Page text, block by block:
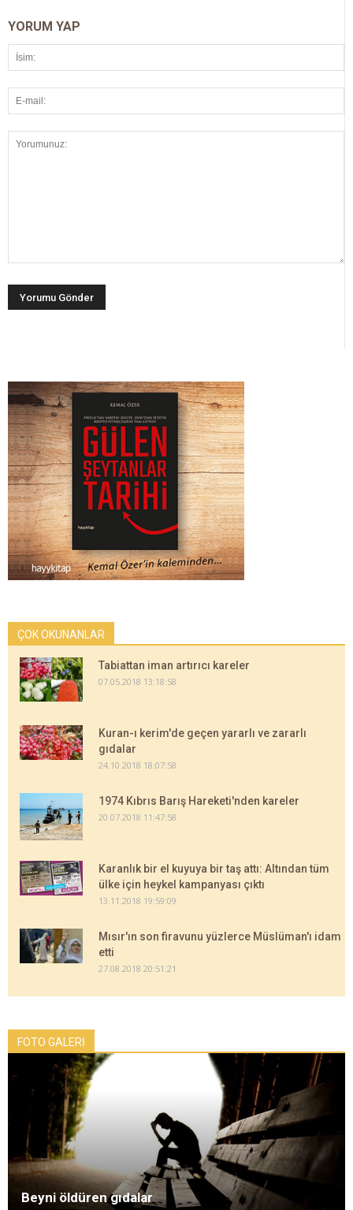
YORUM YAP
ÇOK OKUNANLAR
Tabiattan iman artırıcı kareler
07.05.2018 13:18:58
Kuran-ı kerim'de geçen yararlı ve zararlı
gıdalar
24.10.2018 18:07:58
1974 Kıbrıs Barış Hareketi'nden kareler
20.07.2018 11:47:58
Karanlık bir el kuyuya bir taş attı: Altından tüm
ülke için heykel kampanyası çıktı
13.11.2018 19:59:09
Mısır'ın son firavunu yüzlerce Müslüman'ı idam
etti
27.08.2018 20:51:21
FOTO GALERİ
Beyni öldüren gıdalar